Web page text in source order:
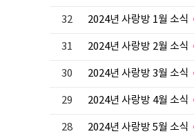
32 2024년 사랑방 1월 소식
31 2024년 사랑방 2월 소식
30 2024년 사랑방 3월 소식
29 2024년 사랑방 4월 소식
28 2024년 사랑방 5월 소식